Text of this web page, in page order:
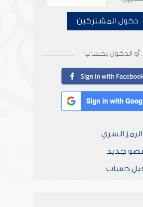
دخول المشتركين
أو الدخول بحساب
السري
جديد
حساب